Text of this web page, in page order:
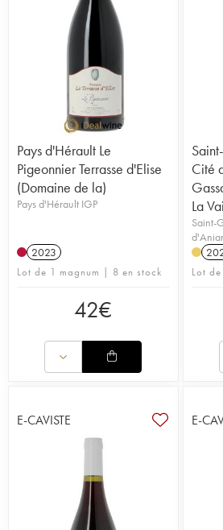
Pays d'Hérault Le
Pigeonnier Terrasse d'Elise
(Domaine de la)
Pays d'Hérault IGP
2023
Lot de 1 magnum | 8 en stock
42€
Cité
La
Saint-
Lot
E-CAVISTE E-